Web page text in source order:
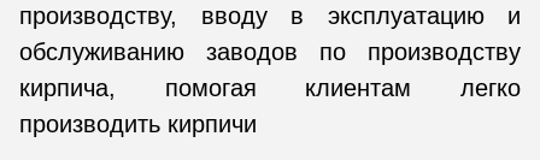
производству, вводу в эксплуатацию и
обслуживанию заводов по производству
кирпича, помогая клиентам легко
производить кирпичи